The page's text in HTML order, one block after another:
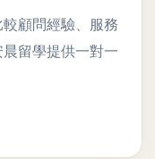
顧問經驗、服務
留學提供一對一